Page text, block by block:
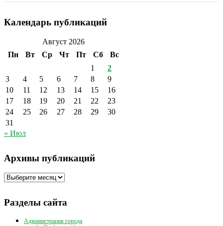
Календарь публикаций
Август 2026
Пн
Вт Ср Чт Пт Сб
Вс
1
2
3
4 5 6 7 8
9
10
11 12 13 14 15
16
17
18 19 20 21 22
23
24
25 26 27 28 29
30
31
« Июл
Архивы публикаций
Архивы
Разделы сайта
Администрация города